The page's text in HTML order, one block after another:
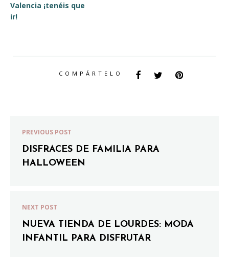
Valencia ¡tenéis que
ir!
COMPÁRTELO
PREVIOUS POST
DISFRACES DE FAMILIA PARA
HALLOWEEN
NEXT POST
NUEVA TIENDA DE LOURDES: MODA
INFANTIL PARA DISFRUTAR